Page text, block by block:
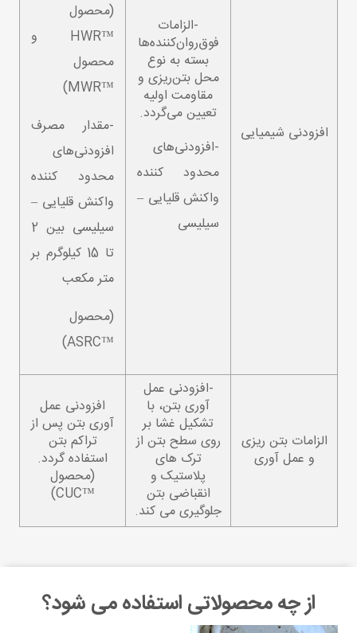
افزودنی شیمیایی
-الزامات
فوق‌روان‌کننده‌ها
بسته به نوع
محل بتن‌ریزی و
مقاومت اولیه
تعیین می‌گردد.
-افزودنی‌های
محدود کننده
واکنش قلیایی –
سیلیسی
(محصول
™HWR و
محصول
™MWR)
-مقدار مصرف
افزودنی‌های
محدود کننده
واکنش قلیایی –
سیلیسی بین 2
تا 15 کیلوگرم بر
متر مکعب
(محصول
™ASRC)
الزامات بتن ریزی
و عمل آوری
-افزودنی عمل
آوری بتن، با
تشکیل غشا بر
روی سطح بتن از
ترک های
پلاستیک و
انقباضی بتن
جلوگیری می کند.
افزودنی عمل
آوری بتن پس از
تراکم بتن
استفاده گردد.
(محصول
™CUC)
از چه محصولاتی استفاده می شود؟